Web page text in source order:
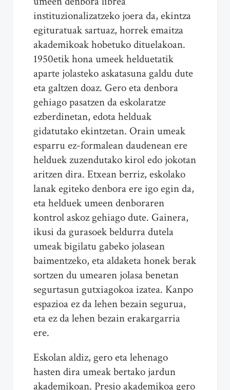
instituzionalizatzeko joera da, ekintza
egituratuak sartuaz, horrek emaitza
akademikoak hobetuko dituelakoan.
1950etik hona umeek helduetatik
aparte jolasteko askatasuna galdu dute
eta galtzen doaz. Gero eta denbora
gehiago pasatzen da eskolaratze
ezberdinetan, edota helduak
gidatutako ekintzetan. Orain umeak
esparru ez-formalean daudenean ere
helduek zuzendutako kirol edo jokotan
aritzen dira. Etxean berriz, eskolako
lanak egiteko denbora ere igo egin da,
eta helduek umeen denboraren
kontrol askoz gehiago dute. Gainera,
ikusi da gurasoek beldurra dutela
umeak bigilatu gabeko jolasean
baimentzeko, eta aldaketa honek berak
sortzen du umearen jolasa benetan
segurtasun gutxiagokoa izatea. Kanpo
espazioa ez da lehen bezain segurua,
eta ez da lehen bezain erakargarria
ere.
Eskolan aldiz, gero eta lehenago
hasten dira umeak bertako jardun
akademikoan. Presio akademikoa gero